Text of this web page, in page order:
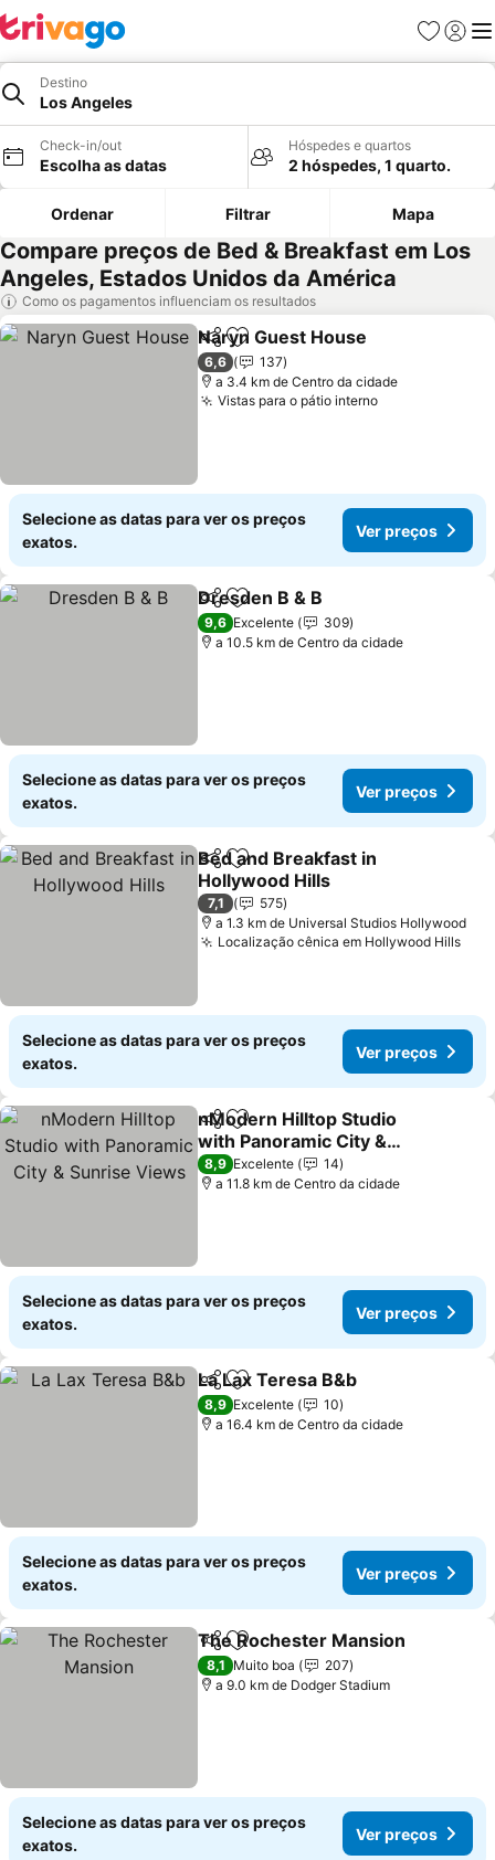
Favoritos
Iniciar
Destino
Los Angeles
Check-in/out
Escolha as datas
Hóspedes e quartos
2 hóspedes, 1 quarto.
Ordenar Filtrar Mapa
Compare preços de Bed & Breakfast em Los
Angeles, Estados Unidos da América
Como os pagamentos influenciam os resultados
PartilharAdicionar aos favoritos
Naryn Guest House
6,6
137
a 3.4 km de Centro da cidade
Vistas para o pátio internoVer preços
Selecione as datas para ver os preços
exatos.
Ver preços
PartilharAdicionar aos favoritos
Dresden B & B
9,6 Excelente
309
a 10.5 km de Centro da cidade
Selecione as datas para ver os preços
exatos.
Ver preços
PartilharAdicionar aos favoritos
Bed and Breakfast in
Hollywood Hills
Ver preços
7,1
575
a 1.3 km de Universal Studios Hollywood
Localização cênica em Hollywood HillsVer
Selecione as datas para ver os preços
exatos.
Ver preços
PartilharAdicionar aos favoritos
nModern Hilltop Studio
with Panoramic City &
Sunrise Views
Ver preços
8,9 Excelente
14
a 11.8 km de Centro da cidade
Selecione as datas para ver os preços
exatos.
Ver preços
PartilharAdicionar aos favoritos
La Lax Teresa B&b
8,9 Excelente
10
a 16.4 km de Centro da cidade
Selecione as datas para ver os preços
exatos.
Ver preços
PartilharAdicionar aos favoritos
The Rochester Mansion
8,1 Muito boa
207
a 9.0 km de Dodger Stadium
Selecione as datas para ver os preços
exatos.
Ver preços